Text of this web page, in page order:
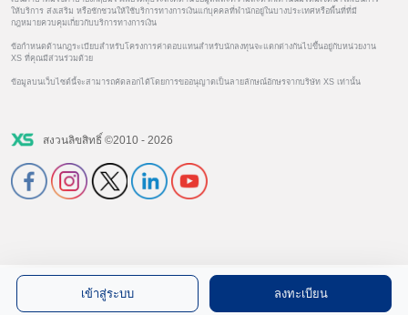
ให้บริการ ส่งเสริม หรือชักชวนให้ใช้บริการทางการเงินแก่บุคคลที่พำนักอยู่ในบางประเทศหรือพื้นที่ที่มี
กฎหมายควบคุมเกี่ยวกับบริการทางการเงิน
ข้อกำหนดด้านกฎระเบียบสำหรับโครงการค่าตอบแทนสำหรับนักลงทุนจะแตกต่างกันไปขึ้นอยู่กับหน่วยงาน
XS ที่คุณมีส่วนร่วมด้วย
ข้อมูลบนเว็บไซต์นี้จะสามารถคัดลอกได้โดยการขออนุญาตเป็นลายลักษณ์อักษรจากบริษัท XS เท่านั้น
สงวนลิขสิทธิ์ ©2010 - 2026
เข้าสู่ระบบ ลงทะเบียน